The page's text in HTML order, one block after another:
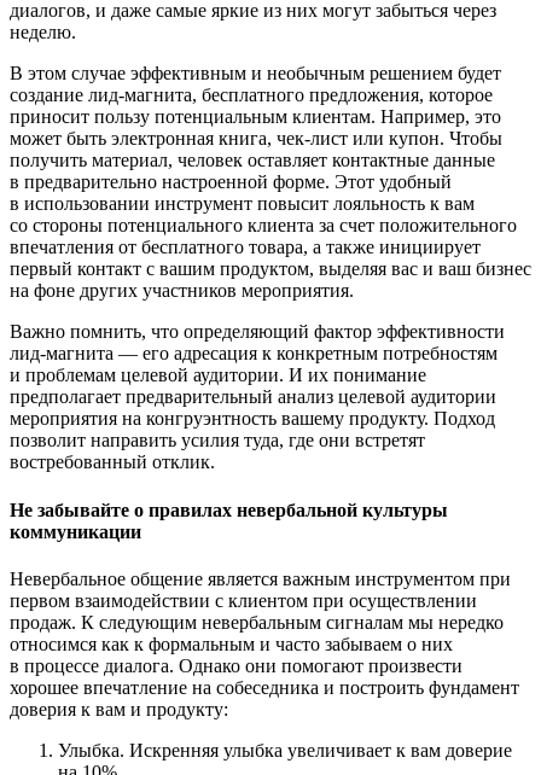
диалогов, и даже самые яркие из них могут забыться через
неделю.
В этом случае эффективным и необычным решением будет
создание лид-магнита, бесплатного предложения, которое
приносит пользу потенциальным клиентам. Например, это
может быть электронная книга, чек-лист или купон. Чтобы
получить материал, человек оставляет контактные данные
в предварительно настроенной форме. Этот удобный
в использовании инструмент повысит лояльность к вам
со стороны потенциального клиента за счет положительного
впечатления от бесплатного товара, а также инициирует
первый контакт с вашим продуктом, выделяя вас и ваш бизнес
на фоне других участников мероприятия.
Важно помнить, что определяющий фактор эффективности
лид-магнита — его адресация к конкретным потребностям
и проблемам целевой аудитории. И их понимание
предполагает предварительный анализ целевой аудитории
мероприятия на конгруэнтность вашему продукту. Подход
позволит направить усилия туда, где они встретят
востребованный отклик.
Не забывайте о правилах невербальной культуры
коммуникации
Невербальное общение является важным инструментом при
первом взаимодействии с клиентом при осуществлении
продаж. К следующим невербальным сигналам мы нередко
относимся как к формальным и часто забываем о них
в процессе диалога. Однако они помогают произвести
хорошее впечатление на собеседника и построить фундамент
доверия к вам и продукту:
Улыбка. Искренняя улыбка увеличивает к вам доверие